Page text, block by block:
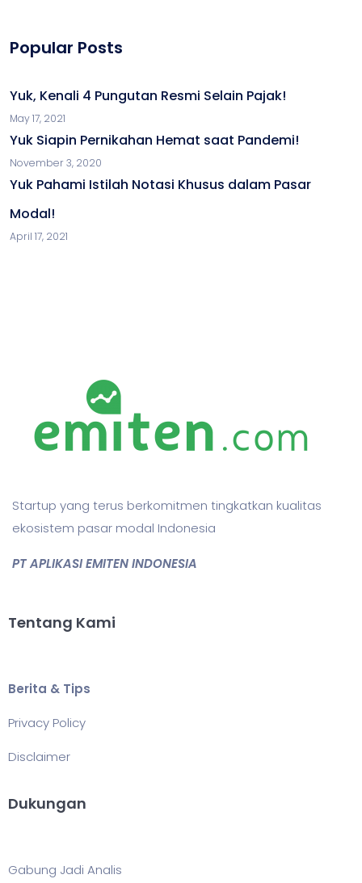
Popular Posts
Yuk, Kenali 4 Pungutan Resmi Selain Pajak!
May 17, 2021
Yuk Siapin Pernikahan Hemat saat Pandemi!
November 3, 2020
Yuk Pahami Istilah Notasi Khusus dalam Pasar
Modal!
April 17, 2021
Startup yang terus berkomitmen tingkatkan kualitas
ekosistem pasar modal Indonesia
PT APLIKASI EMITEN INDONESIA
Tentang Kami
Berita & Tips
Privacy Policy
Disclaimer
Dukungan
Gabung Jadi Analis